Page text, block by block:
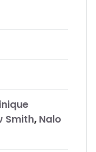
Smith, Nalo